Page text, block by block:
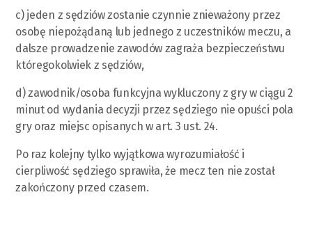
c) jeden z sędziów zostanie czynnie znieważony przez
osobę niepożądaną lub jednego z uczestników meczu, a
dalsze prowadzenie zawodów zagraża bezpieczeństwu
któregokolwiek z sędziów,
d) zawodnik/osoba funkcyjna wykluczony z gry w ciągu 2
minut od wydania decyzji przez sędziego nie opuści pola
gry oraz miejsc opisanych w art. 3 ust. 24.
Po raz kolejny tylko wyjątkowa wyrozumiałość i
cierpliwość sędziego sprawiła, że mecz ten nie został
zakończony przed czasem.